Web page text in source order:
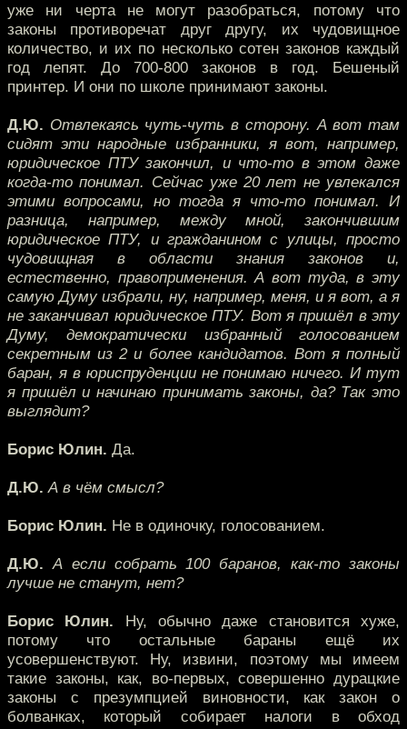
уже ни черта не могут разобраться, потому что
законы противоречат друг другу, их чудовищное
количество, и их по несколько сотен законов каждый
год лепят. До 700-800 законов в год. Бешеный
принтер. И они по школе принимают законы.
Д.Ю. Отвлекаясь чуть-чуть в сторону. А вот там
сидят эти народные избранники, я вот, например,
юридическое ПТУ закончил, и что-то в этом даже
когда-то понимал. Сейчас уже 20 лет не увлекался
этими вопросами, но тогда я что-то понимал. И
разница, например, между мной, закончившим
юридическое ПТУ, и гражданином с улицы, просто
чудовищная в области знания законов и,
естественно, правоприменения. А вот туда, в эту
самую Думу избрали, ну, например, меня, и я вот, а я
не заканчивал юридическое ПТУ. Вот я пришёл в эту
Думу, демократически избранный голосованием
секретным из 2 и более кандидатов. Вот я полный
баран, я в юриспруденции не понимаю ничего. И тут
я пришёл и начинаю принимать законы, да? Так это
выглядит?
Борис Юлин. Да.
Д.Ю. А в чём смысл?
Борис Юлин. Не в одиночку, голосованием.
Д.Ю. А если собрать 100 баранов, как-то законы
лучше не станут, нет?
Борис Юлин. Ну, обычно даже становится хуже,
потому что остальные бараны ещё их
усовершенствуют. Ну, извини, поэтому мы имеем
такие законы, как, во-первых, совершенно дурацкие
законы с презумпцией виновности, как закон о
болванках, который собирает налоги в обход